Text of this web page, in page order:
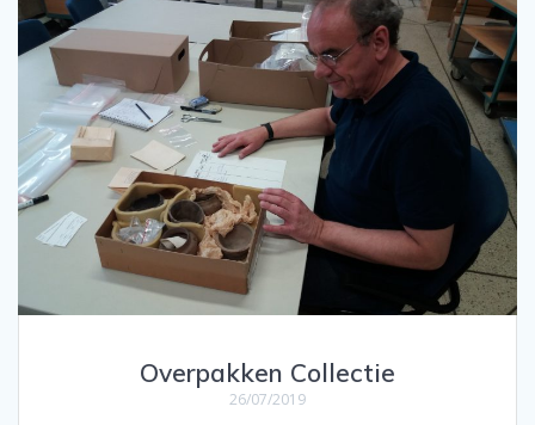
Overpakken Collectie
26/07/2019